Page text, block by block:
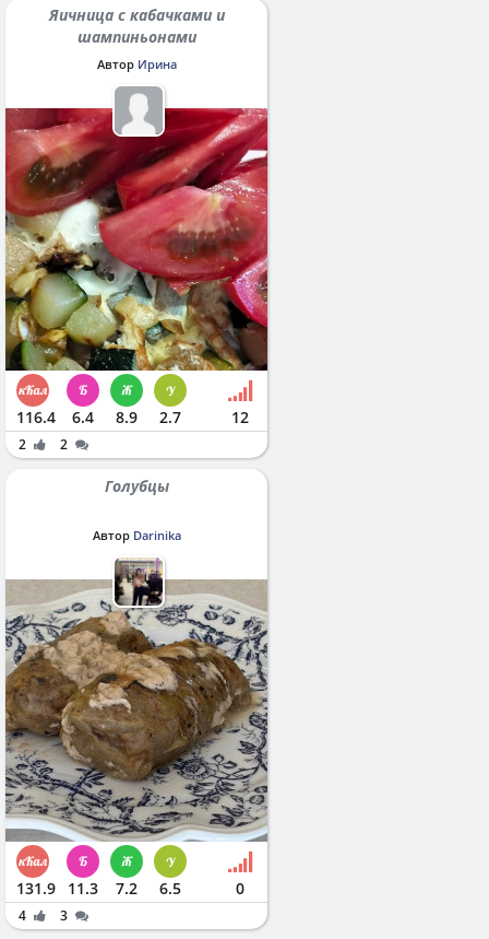
Яичница с кабачками и
шампиньонами
Автор Ирина
116.4 6.4 8.9 2.7 12
2 2
Голубцы
Автор Darinika
131.9 11.3 7.2 6.5 0
4
3